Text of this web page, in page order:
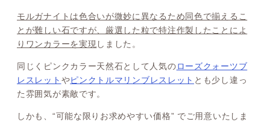
モルガナイトは色合いが微妙に異なるため同色で揃えるこ
とが難しい石ですが、厳選した粒で特注作製したことによ
りワンカラーを実現 しました。
同じくピンクカラー天然石として人気のローズクォーツブ
レスレット やピンクトルマリンブレスレット とも少し違っ
た雰囲気が素敵です。
しかも、“可能な限りお求めやすい価格” でご用意いたしま